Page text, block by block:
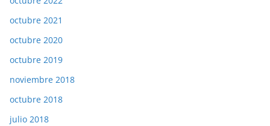
octubre 2021
octubre 2020
octubre 2019
noviembre 2018
octubre 2018
julio 2018